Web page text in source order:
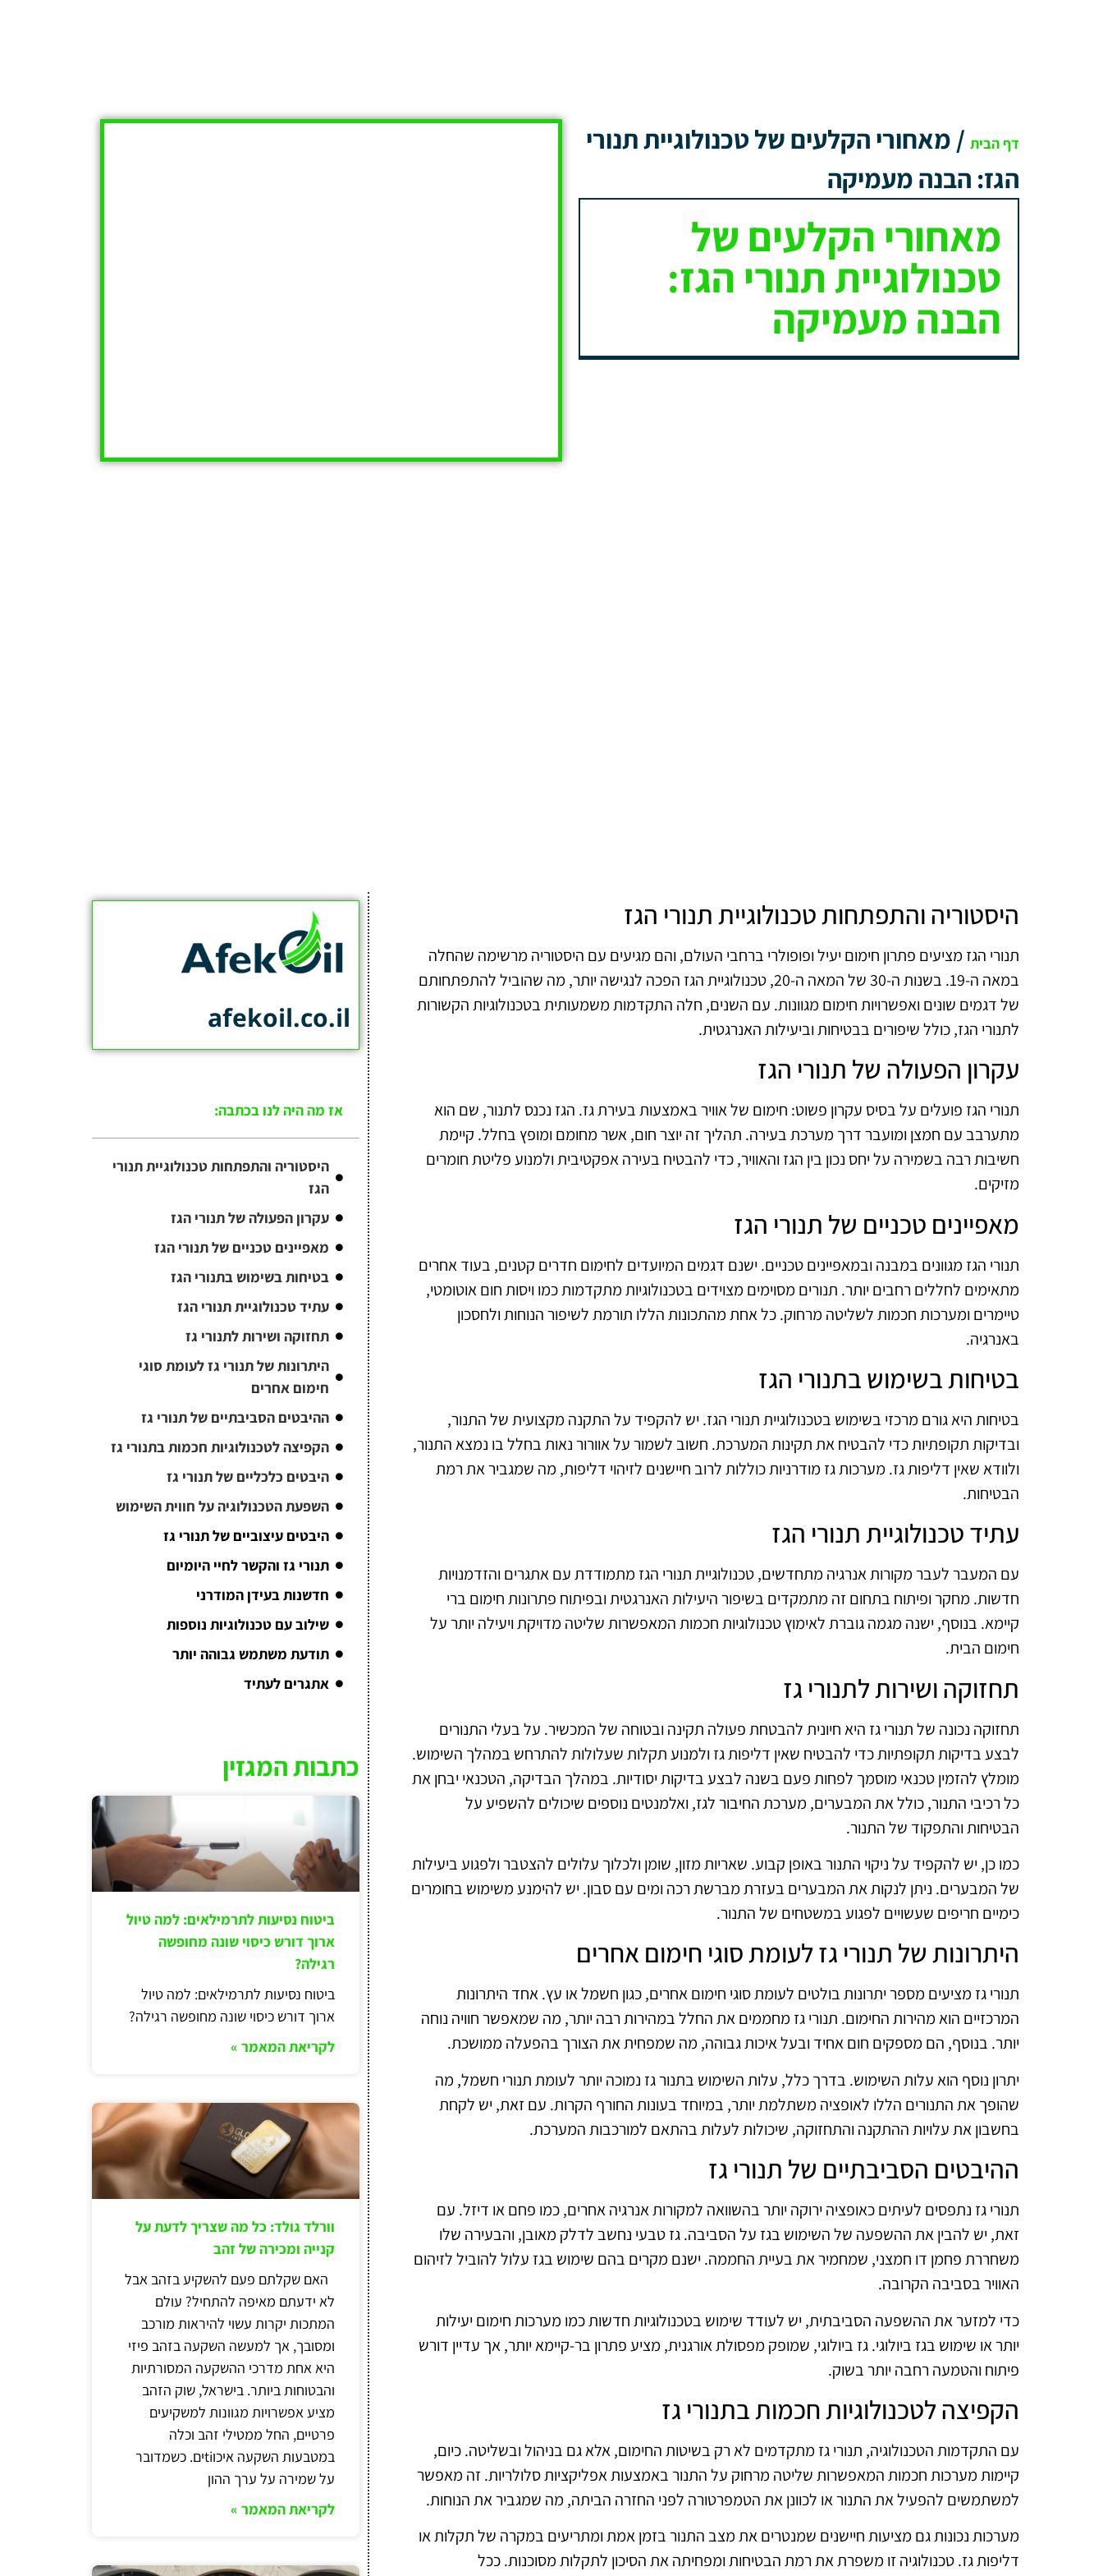
דף הבית /מאחורי הקלעים של טכנולוגיית תנורי
הגז: הבנה מעמיקה
מאחורי הקלעים של
טכנולוגיית תנורי הגז:
הבנה מעמיקה
היסטוריה והתפתחות טכנולוגיית תנורי הגז
תנורי הגז מציעים פתרון חימום יעיל ופופולרי ברחבי העולם, והם מגיעים עם היסטוריה מרשימה שהחלה
במאה ה-19. בשנות ה-30 של המאה ה-20, טכנולוגיית הגז הפכה לנגישה יותר, מה שהוביל להתפתחותם
של דגמים שונים ואפשרויות חימום מגוונות. עם השנים, חלה התקדמות משמעותית בטכנולוגיות הקשורות
לתנורי הגז, כולל שיפורים בבטיחות וביעילות האנרגטית.
עקרון הפעולה של תנורי הגז
תנורי הגז פועלים על בסיס עקרון פשוט: חימום של אוויר באמצעות בעירת גז. הגז נכנס לתנור, שם הוא
מתערבב עם חמצן ומועבר דרך מערכת בעירה. תהליך זה יוצר חום, אשר מחומם ומופץ בחלל. קיימת
חשיבות רבה בשמירה על יחס נכון בין הגז והאוויר, כדי להבטיח בעירה אפקטיבית ולמנוע פליטת חומרים
מזיקים.
מאפיינים טכניים של תנורי הגז
תנורי הגז מגוונים במבנה ובמאפיינים טכניים. ישנם דגמים המיועדים לחימום חדרים קטנים, בעוד אחרים
מתאימים לחללים רחבים יותר. תנורים מסוימים מצוידים בטכנולוגיות מתקדמות כמו ויסות חום אוטומטי,
טיימרים ומערכות חכמות לשליטה מרחוק. כל אחת מהתכונות הללו תורמת לשיפור הנוחות ולחסכון
באנרגיה.
בטיחות בשימוש בתנורי הגז
בטיחות היא גורם מרכזי בשימוש בטכנולוגיית תנורי הגז. יש להקפיד על התקנה מקצועית של התנור,
ובדיקות תקופתיות כדי להבטיח את תקינות המערכת. חשוב לשמור על אוורור נאות בחלל בו נמצא התנור,
ולוודא שאין דליפות גז. מערכות גז מודרניות כוללות לרוב חיישנים לזיהוי דליפות, מה שמגביר את רמת
הבטיחות.
עתיד טכנולוגיית תנורי הגז
עם המעבר לעבר מקורות אנרגיה מתחדשים, טכנולוגיית תנורי הגז מתמודדת עם אתגרים והזדמנויות
חדשות. מחקר ופיתוח בתחום זה מתמקדים בשיפור היעילות האנרגטית ובפיתוח פתרונות חימום ברי
קיימא. בנוסף, ישנה מגמה גוברת לאימוץ טכנולוגיות חכמות המאפשרות שליטה מדויקת ויעילה יותר על
חימום הבית.
תחזוקה ושירות לתנורי גז
תחזוקה נכונה של תנורי גז היא חיונית להבטחת פעולה תקינה ובטוחה של המכשיר. על בעלי התנורים
לבצע בדיקות תקופתיות כדי להבטיח שאין דליפות גז ולמנוע תקלות שעלולות להתרחש במהלך השימוש.
מומלץ להזמין טכנאי מוסמך לפחות פעם בשנה לבצע בדיקות יסודיות. במהלך הבדיקה, הטכנאי יבחן את
כל רכיבי התנור, כולל את המבערים, מערכת החיבור לגז, ואלמנטים נוספים שיכולים להשפיע על
הבטיחות והתפקוד של התנור.
כמו כן, יש להקפיד על ניקוי התנור באופן קבוע. שאריות מזון, שומן ולכלוך עלולים להצטבר ולפגוע ביעילות
של המבערים. ניתן לנקות את המבערים בעזרת מברשת רכה ומים עם סבון. יש להימנע משימוש בחומרים
כימיים חריפים שעשויים לפגוע במשטחים של התנור.
היתרונות של תנורי גז לעומת סוגי חימום אחרים
תנורי גז מציעים מספר יתרונות בולטים לעומת סוגי חימום אחרים, כגון חשמל או עץ. אחד היתרונות
המרכזיים הוא מהירות החימום. תנורי גז מחממים את החלל במהירות רבה יותר, מה שמאפשר חוויה נוחה
יותר. בנוסף, הם מספקים חום אחיד ובעל איכות גבוהה, מה שמפחית את הצורך בהפעלה ממושכת.
יתרון נוסף הוא עלות השימוש. בדרך כלל, עלות השימוש בתנור גז נמוכה יותר לעומת תנורי חשמל, מה
שהופך את התנורים הללו לאופציה משתלמת יותר, במיוחד בעונות החורף הקרות. עם זאת, יש לקחת
בחשבון את עלויות ההתקנה והתחזוקה, שיכולות לעלות בהתאם למורכבות המערכת.
ההיבטים הסביבתיים של תנורי גז
תנורי גז נתפסים לעיתים כאופציה ירוקה יותר בהשוואה למקורות אנרגיה אחרים, כמו פחם או דיזל. עם
זאת, יש להבין את ההשפעה של השימוש בגז על הסביבה. גז טבעי נחשב לדלק מאובן, והבעירה שלו
משחררת פחמן דו חמצני, שמחמיר את בעיית החממה. ישנם מקרים בהם שימוש בגז עלול להוביל לזיהום
האוויר בסביבה הקרובה.
כדי למזער את ההשפעה הסביבתית, יש לעודד שימוש בטכנולוגיות חדשות כמו מערכות חימום יעילות
יותר או שימוש בגז ביולוגי. גז ביולוגי, שמופק מפסולת אורגנית, מציע פתרון בר-קיימא יותר, אך עדיין דורש
פיתוח והטמעה רחבה יותר בשוק.
הקפיצה לטכנולוגיות חכמות בתנורי גז
עם התקדמות הטכנולוגיה, תנורי גז מתקדמים לא רק בשיטות החימום, אלא גם בניהול ובשליטה. כיום,
קיימות מערכות חכמות המאפשרות שליטה מרחוק על התנור באמצעות אפליקציות סלולריות. זה מאפשר
למשתמשים להפעיל את התנור או לכוונן את הטמפרטורה לפני החזרה הביתה, מה שמגביר את הנוחות.
מערכות נכונות גם מציעות חיישנים שמנטרים את מצב התנור בזמן אמת ומתריעים במקרה של תקלות או
דליפות גז. טכנולוגיה זו משפרת את רמת הבטיחות ומפחיתה את הסיכון לתקלות מסוכנות. ככל
afekoil.co.il
אז מה היה לנו בכתבה:
היסטוריה והתפתחות טכנולוגיית תנורי
הגז
עקרון הפעולה של תנורי הגז
מאפיינים טכניים של תנורי הגז
בטיחות בשימוש בתנורי הגז
עתיד טכנולוגיית תנורי הגז
תחזוקה ושירות לתנורי גז
היתרונות של תנורי גז לעומת סוגי
חימום אחרים
ההיבטים הסביבתיים של תנורי גז
הקפיצה לטכנולוגיות חכמות בתנורי גז
היבטים כלכליים של תנורי גז
השפעת הטכנולוגיה על חווית השימוש
היבטים עיצוביים של תנורי גז
תנורי גז והקשר לחיי היומיום
חדשנות בעידן המודרני
שילוב עם טכנולוגיות נוספות
תודעת משתמש גבוהה יותר
אתגרים לעתיד
כתבות המגזין
ביטוח נסיעות לתרמילאים: למה טיול
ארוך דורש כיסוי שונה מחופשה
רגילה?
ביטוח נסיעות לתרמילאים: למה טיול
ארוך דורש כיסוי שונה מחופשה רגילה?
לקריאת המאמר »
וורלד גולד: כל מה שצריך לדעת על
קנייה ומכירה של זהב
האם שקלתם פעם להשקיע בזהב אבל
לא ידעתם מאיפה להתחיל? עולם
המתכות יקרות עשוי להיראות מורכב
ומסובך, אך למעשה השקעה בזהב פיזי
היא אחת מדרכי ההשקעה המסורתיות
והבטוחות ביותר. בישראל, שוק הזהב
מציע אפשרויות מגוונות למשקיעים
פרטיים, החל ממטילי זהב וכלה
במטבעות השקעה איכוtiים. כשמדובר
על שמירה על ערך ההון
לקריאת המאמר »